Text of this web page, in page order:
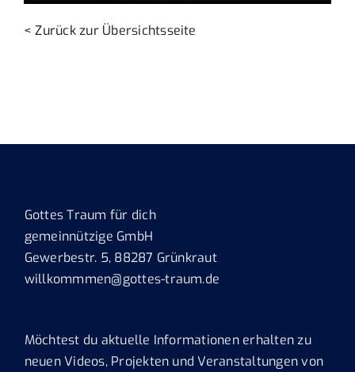
< Zurück zur Übersichtsseite
Gottes Traum für dich
gemeinnützige GmbH
Gewerbestr. 5, 88287 Grünkraut
willkommmen@gottes-traum.de
Möchtest du aktuelle Informationen erhalten zu
neuen Videos, Projekten und Veranstaltungen von